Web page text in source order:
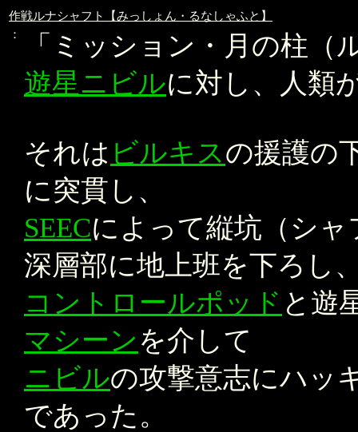
作戦ルナシャフト【みっしょん・るなしゃふと】
：
「ミッション・月の柱（
遊星ニビルに対し、人類
それは ビルキスの援護の
に突貫し、
SEECによって縦坑（シ
深層部に地上班を下ろし
コントロールポッド と遊
マシーン を介して
ニビルの攻撃意志にハッ
であった。